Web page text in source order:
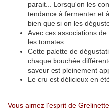
parait... Lorsqu'on les
tendance à fermenter et
bien que si on les
Avec ces associations
les tomates...
Cette palette de
chaque bouchée
saveur est pleinement
Le cru est délicieux en
Vous aimez l'esprit de